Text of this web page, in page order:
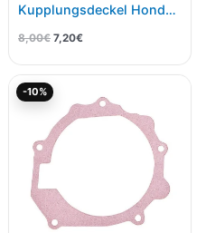
Kupplungsdeckel Honda
8,00€ 7,20€
-10% Preis
war:
8,00€
Preis
ist:
7,20€.